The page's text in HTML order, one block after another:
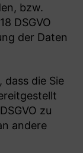
bzw.
DSGVO
der Daten
dass die Sie
zu
andere